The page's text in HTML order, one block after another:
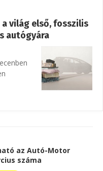
a világ első, fosszilis
autógyára
az Autó-Motor
száma